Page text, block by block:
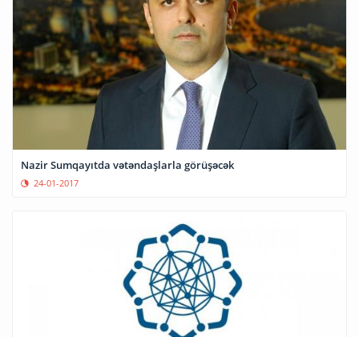
Nazir Sumqayıtda vətəndaşlarla görüşəcək
24-01-2017